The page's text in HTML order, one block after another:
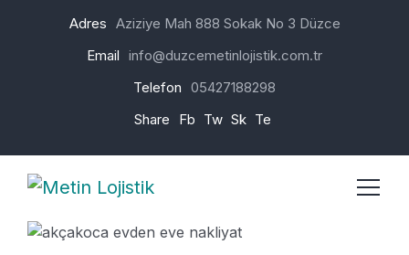
Adres Aziziye Mah 888 Sokak No 3 Düzce
Email info@duzcemetinlojistik.com.tr
Telefon 05427188298
Share
Fb Tw Sk Te